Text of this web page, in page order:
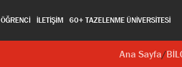
ÖĞRENCİ İLETİŞİM 60+ TAZELENME ÜNİVERSİTESİ
Ana Sayfa/